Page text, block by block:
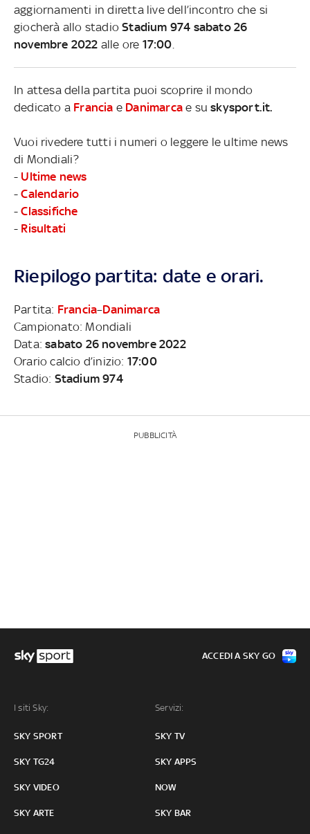
aggiornamenti in diretta live dell’incontro che si
giocherà allo stadioStadium 974 sabato 26
novembre 2022 alle ore 17:00
In attesa della partita puoi scoprire il mondo
dedicato a Francia e Danimarca e suskysport.it.
Vuoi rivedere tutti i numeri o leggere le ultime news
di Mondiali?
- Ultime news
-Calendario
-Classifiche
- Risultati
Riepilogo partita: date e orari.
Partita: Francia–Danimarca
Campionato: Mondiali
Data:sabato 26 novembre 2022
Orario calcio d’inizio: 17:00
Stadio: Stadium 974
PUBBLICITÀ
I siti Sky:
SKY SPORT
SKY TG24
SKY VIDEO
SKY ARTE
Servizi:
SKY TV
SKY APPS
NOW
SKY BAR
ACCEDI A SKY GO